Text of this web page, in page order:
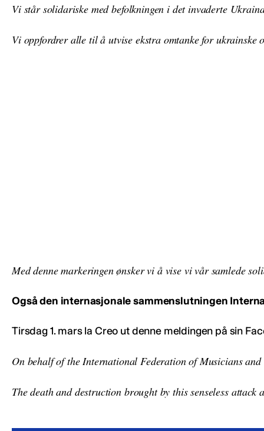
Vi står solidariske med befolkningen i det invaderte
Vi oppfordrer alle til å utvise ekstra omtanke for ukrainske
Med denne markeringen ønsker vi å vise vi vår samlede
Også den internasjonale sammenslutningen
Tirsdag 1. mars la Creo ut denne meldingen på sin
On behalf of the International Federation of Musicians
The death and destruction brought by this senseless